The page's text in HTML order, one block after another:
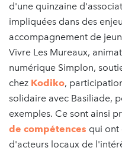
d'une quinzaine
impliquées dans des
accompagnement de
Vivre Les Mureaux,
numérique Simplon,
chez Kodiko,
solidaire avec Basiliade,
exemples. Ce sont ainsi
de compétences qui ont
d'acteurs locaux de